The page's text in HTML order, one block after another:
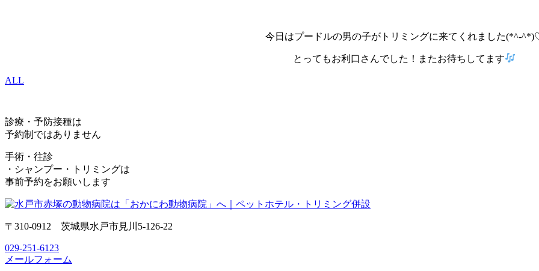
今日はプードルの男の子がトリミングに来てくれました(*^-
とってもお利口さんでした！またお待ちしてます
ALL
診療・予防接種は
予約制ではありません
手術・往診
・シャンプー・トリミングは
事前予約をお願いします
〒310-0912 茨城県水戸市見川5-126-22
029-251-6123
メールフォーム